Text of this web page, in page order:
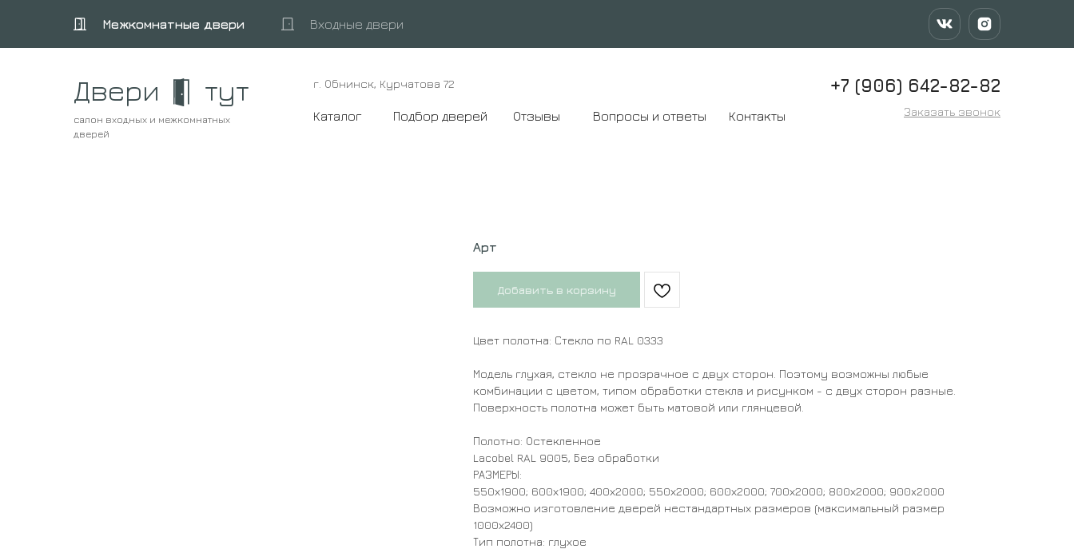
Межкомнатные двери Входные двери
Каталог
салон входных и межкомнатных
дверей
г. Обнинск, Курчатова 72
Подбор дверей Отзывы Контакты
Вопросы и ответы
+7 (906) 642-82-82
Заказать звонок
Двери тут
Арт
Добавить в корзину
Цвет полотна: Стекло по RAL 0333
Модель глухая, стекло не прозрачное с двух сторон. Поэтому возможны любые
комбинации с цветом, типом обработки стекла и рисунком - с двух сторон разные.
Поверхность полотна может быть матовой или глянцевой.
Полотно: Остекленное
Lacobel RAL 9005, Без обработки
РАЗМЕРЫ:
550х1900; 600х1900; 400х2000; 550х2000; 600х2000; 700х2000; 800х2000; 900x2000
Возможно изготовление дверей нестандартных размеров (максимальный размер
1000х2400)
Тип полотна: глухое